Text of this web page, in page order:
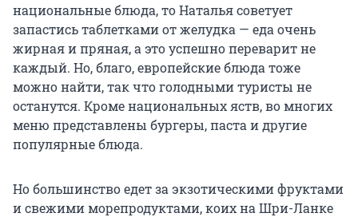
национальные блюда, то Наталья советует
запастись таблетками от желудка — еда очень
жирная и пряная, а это успешно переварит не
каждый. Но, благо, европейские блюда тоже
можно найти, так что голодными туристы не
останутся. Кроме национальных яств, во многих
меню представлены бургеры, паста и другие
популярные блюда.
Но большинство едет за экзотическими фруктами
и свежими морепродуктами, коих на Шри-Ланке